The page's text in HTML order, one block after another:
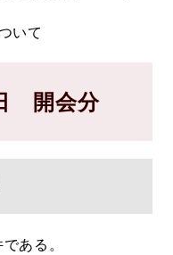
いて
開会分
ある。